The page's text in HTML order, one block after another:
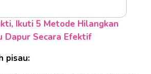
Ikuti 5 Metode Hilangkan
Dapur Secara Efektif
pisau: